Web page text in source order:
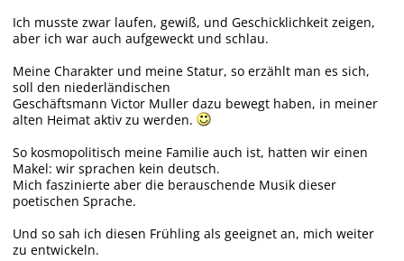
Ich musste zwar laufen, gewiß, und Geschicklichkeit zeigen,
aber ich war auch aufgeweckt und schlau.
Meine Charakter und meine Statur, so erzählt man es sich,
soll den niederländischen
Geschäftsmann Victor Muller dazu bewegt haben, in meiner
alten Heimat aktiv zu werden.
So kosmopolitisch meine Familie auch ist, hatten wir einen
Makel: wir sprachen kein deutsch.
Mich faszinierte aber die berauschende Musik dieser
poetischen Sprache.
Und so sah ich diesen Frühling als geeignet an, mich weiter
zu entwickeln.